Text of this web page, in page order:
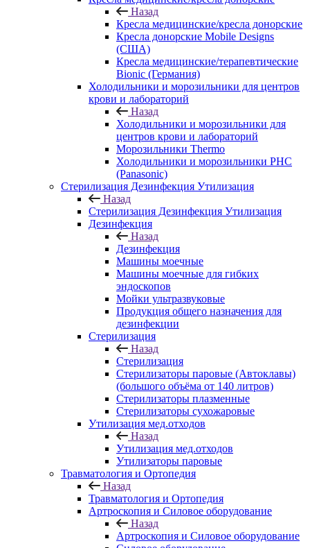
Назад
Кресла медицинские/кресла донорские
Кресла донорские Mobile Designs
(США)
Кресла медицинские/терапевтические
Bionic (Германия)
Холодильники и морозильники для центров
крови и лабораторий
Назад
Холодильники и морозильники для
центров крови и лабораторий
Морозильники Thermo
Холодильники и морозильники PHC
(Panasonic)
Стерилизация Дезинфекция Утилизация
Назад
Стерилизация Дезинфекция Утилизация
Дезинфекция
Назад
Дезинфекция
Машины моечные
Машины моечные для гибких
эндоскопов
Мойки ультразвуковые
Продукция общего назначения для
дезинфекции
Стерилизация
Назад
Стерилизация
Стерилизаторы паровые (Автоклавы)
(большого объёма от 140 литров)
Стерилизаторы плазменные
Стерилизаторы сухожаровые
Утилизация мед.отходов
Назад
Утилизация мед.отходов
Утилизаторы паровые
Травматология и Ортопедия
Назад
Травматология и Ортопедия
Артроскопия и Силовое оборудование
Назад
Артроскопия и Силовое оборудование